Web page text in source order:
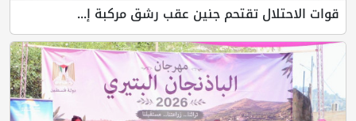
قوات الاحتلال تقتحم جنين عقب رشق مركبة إ...